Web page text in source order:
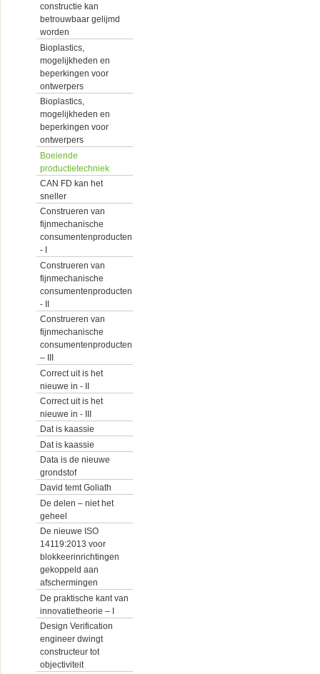
constructie kan
betrouwbaar gelijmd
worden
Bioplastics,
mogelijkheden en
beperkingen voor
ontwerpers
Bioplastics,
mogelijkheden en
beperkingen voor
ontwerpers
Boeiende
productietechniek
CAN FD kan het
sneller
Construeren van
fijnmechanische
consumentenproducten
- I
Construeren van
fijnmechanische
consumentenproducten
- II
Construeren van
fijnmechanische
consumentenproducten
– III
Correct uit is het
nieuwe in - II
Correct uit is het
nieuwe in - III
Dat is kaassie
Dat is kaassie
Data is de nieuwe
grondstof
David temt Goliath
De delen – niet het
geheel
De nieuwe ISO
14119:2013 voor
blokkeerinrichtingen
gekoppeld aan
afschermingen
De praktische kant van
innovatietheorie – I
Design Verification
engineer dwingt
constructeur tot
objectiviteit